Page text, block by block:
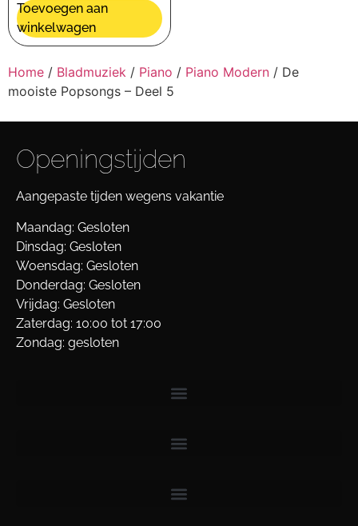
Toevoegen aan
winkelwagen
Home / Bladmuziek / Piano / Piano Modern / De
mooiste Popsongs – Deel 5
Openingstijden
Aangepaste tijden wegens vakantie
Maandag: Gesloten
Dinsdag: Gesloten
Woensdag: Gesloten
Donderdag: Gesloten
Vrijdag: Gesloten
Zaterdag: 10:00 tot 17:00
Zondag: gesloten